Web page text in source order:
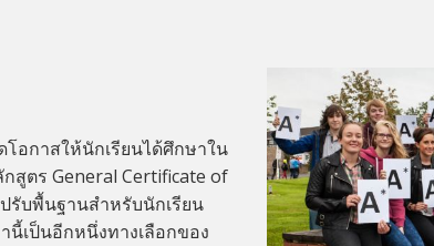
โอกาสให้นักเรียนได้ศึกษาใน
สูตร General Certificate of
ปรับพื้นฐานสำหรับนักเรียน
นี้เป็นอีกหนึ่งทางเลือกของ